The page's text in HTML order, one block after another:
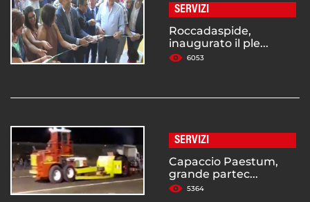
SERVIZI
Roccadaspide,
inaugurato il ple...
6053
SERVIZI
Capaccio Paestum,
grande partec...
5364